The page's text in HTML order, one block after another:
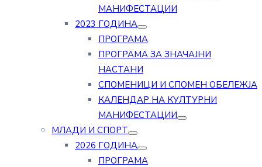
МАНИФЕСТАЦИИ
2023 ГОДИНА
ПРОГРАМА
ПРОГРАМА ЗА ЗНАЧАЈНИ
НАСТАНИ
СПОМЕНИЦИ И СПОМЕН ОБЕЛЕЖЈА
КАЛЕНДАР НА КУЛТУРНИ
МАНИФЕСТАЦИИ
МЛАДИ И СПОРТ
2026 ГОДИНА
ПРОГРАМА